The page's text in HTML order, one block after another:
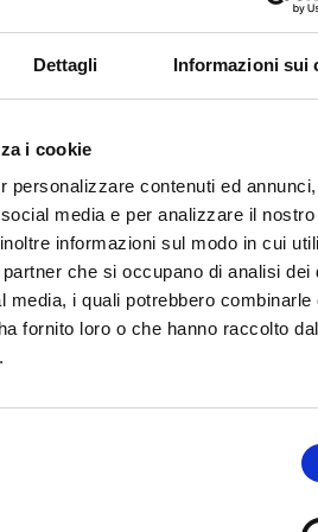
Dettagli Informazioni sui
i cookie
personalizzare contenuti ed
media e per analizzare il nostro
informazioni sul modo in cui
che si occupano di analisi dei
media, i quali potrebbero combinarle
fornito loro o che hanno raccolto
e/o attrezzature
strumentazioni
rurale
civile
sostenibile